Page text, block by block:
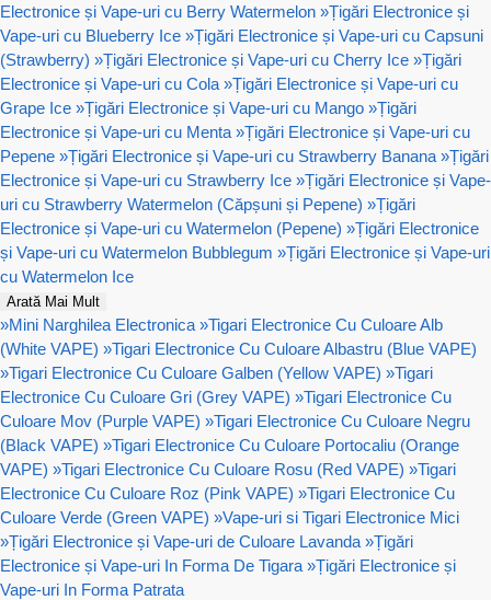
Electronice și Vape-uri cu Berry Watermelon »Țigări Electronice și
Vape-uri cu Blueberry Ice »Țigări Electronice și Vape-uri cu Capsuni
(Strawberry) »Țigări Electronice și Vape-uri cu Cherry Ice »Țigări
Electronice și Vape-uri cu Cola »Țigări Electronice și Vape-uri cu
Grape Ice »Țigări Electronice și Vape-uri cu Mango »Țigări
Electronice și Vape-uri cu Menta »Țigări Electronice și Vape-uri cu
Pepene »Țigări Electronice și Vape-uri cu Strawberry Banana »Țigări
Electronice și Vape-uri cu Strawberry Ice »Țigări Electronice și Vape-
uri cu Strawberry Watermelon (Căpșuni și Pepene) »Țigări
Electronice și Vape-uri cu Watermelon (Pepene) »Țigări Electronice
și Vape-uri cu Watermelon Bubblegum »Țigări Electronice și Vape-uri
cu Watermelon Ice
Arată Mai Mult
»Mini Narghilea Electronica »Tigari Electronice Cu Culoare Alb
(White VAPE) »Tigari Electronice Cu Culoare Albastru (Blue VAPE)
»Tigari Electronice Cu Culoare Galben (Yellow VAPE) »Tigari
Electronice Cu Culoare Gri (Grey VAPE) »Tigari Electronice Cu
Culoare Mov (Purple VAPE) »Tigari Electronice Cu Culoare Negru
(Black VAPE) »Tigari Electronice Cu Culoare Portocaliu (Orange
VAPE) »Tigari Electronice Cu Culoare Rosu (Red VAPE) »Tigari
Electronice Cu Culoare Roz (Pink VAPE) »Tigari Electronice Cu
Culoare Verde (Green VAPE) »Vape-uri si Tigari Electronice Mici
»Țigări Electronice și Vape-uri de Culoare Lavanda »Țigări
Electronice și Vape-uri In Forma De Tigara »Țigări Electronice și
Vape-uri In Forma Patrata